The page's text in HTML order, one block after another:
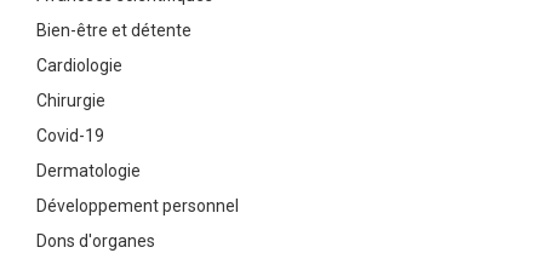
Bien-être et détente
Cardiologie
Chirurgie
Covid-19
Dermatologie
Développement personnel
Dons d'organes